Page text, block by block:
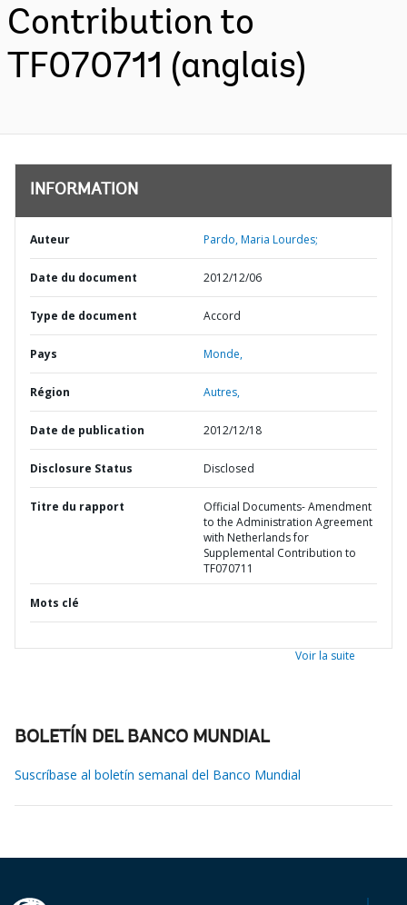
Contribution to
TF070711 (anglais)
INFORMATION
Auteur Pardo, Maria Lourdes;
Date du document 2012/12/06
Type de document Accord
Pays Monde,
Région Autres,
Date de publication 2012/12/18
Disclosure Status Disclosed
Titre du rapport
Official Documents- Amendment
to the Administration Agreement
with Netherlands for
Supplemental Contribution to
TF070711
Mots clé
Voir la suite
BOLETÍN DEL BANCO MUNDIAL
Suscríbase al boletín semanal del Banco Mundial